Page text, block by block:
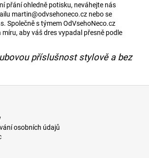
přání ohledně potisku, neváhejte nás
martin@odvsehoneco.cz nebo se
Společně s týmem OdVsehoNeco.cz
míru, aby váš dres vypadal přesně podle
příslušnost stylově a bez
osobních údajů